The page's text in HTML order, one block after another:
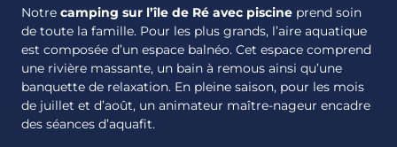
Notre camping sur l’île de Ré avec piscine prend soin
de toute la famille. Pour les plus grands, l’aire aquatique
est composée d’un espace balnéo. Cet espace comprend
une rivière massante, un bain à remous ainsi qu’une
banquette de relaxation. En pleine saison, pour les mois
de juillet et d’août, un animateur maître-nageur encadre
des séances d’aquafit.